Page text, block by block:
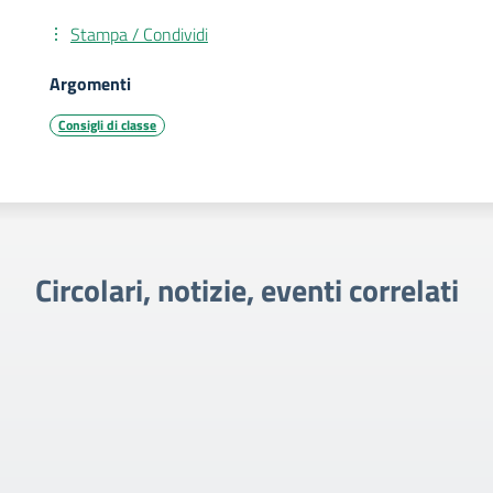
Stampa / Condividi
Argomenti
Consigli di classe
Circolari, notizie, eventi correlati